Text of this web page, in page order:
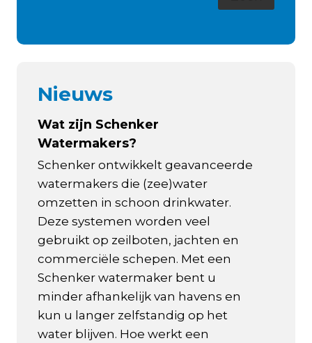
Nieuws
Wat zijn Schenker
Watermakers?
Schenker ontwikkelt geavanceerde
watermakers die (zee)water
omzetten in schoon drinkwater.
Deze systemen worden veel
gebruikt op zeilboten, jachten en
commerciële schepen. Met een
Schenker watermaker bent u
minder afhankelijk van havens en
kun u langer zelfstandig op het
water blijven. Hoe werkt een